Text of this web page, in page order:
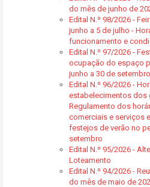
do mês de junho de
Edital N.º 98/2026 -
junho a 5 de julho -
funcionamento e
Edital N.º 97/2026 -
ocupação do espaço
junho a 30 de
Edital N.º 96/2026 -
estabelecimentos dos
Regulamento dos
comerciais e serviços
festejos de verão no
setembro
Edital N.º 95/2026 -
Loteamento
Edital N.º 94/2026 -
do mês de maio de